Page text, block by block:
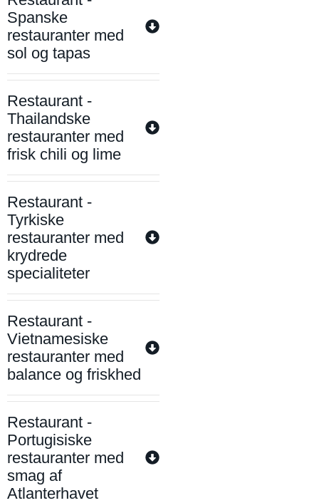
Spanske
restauranter med
sol og tapas
Restaurant -
Thailandske
restauranter med
frisk chili og lime
Restaurant -
Tyrkiske
restauranter med
krydrede
specialiteter
Restaurant -
Vietnamesiske
restauranter med
balance og friskhed
Restaurant -
Portugisiske
restauranter med
smag af
Atlanterhavet